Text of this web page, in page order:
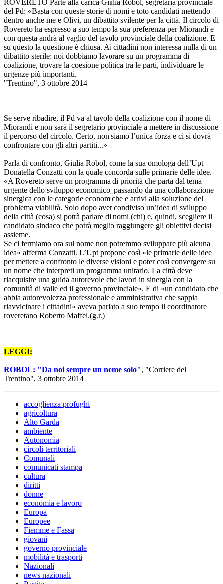
ROVERETO Parte alla carica Giulia Robol, segretaria provinciale
del Pd: «Basta con queste storie di nomi e toto candidati mettendo
dentro anche me e Olivi, un dibattito svilente per la città. Il circolo di
Rovereto ha espresso a suo tempo la sua preferenza per Miorandi e
con questa andrà al vaglio del tavolo provinciale della coalizione. E
su questo la questione è chiusa. Ai cittadini non interessa nulla di un
dibattito sterile: noi dobbiamo lavorare su un programma di
coalizione, trovare la coesione politica tra le parti, individuare le
urgenze più importanti.
"Trentino", 3 ottobre 2014
Se serve ribadire, il Pd va al tavolo della coalizione con il nome di
Miorandi e non sarà il segretario provinciale a mettere in discussione
il percorso del circolo. Certo, non siamo l’unica forza e ci si dovrà
confrontare con gli altri partiti...»
Parla di confronto, Giulia Robol, come la sua omologa dell’Upt
Donatella Conzatti con la quale concorda sulle primarie delle idee.
«A Rovereto serve un programma di priorità che parta dal tema
urgente dello sviluppo economico, passando da una collaborazione
sinergica con le categorie economiche e arrivi alla soluzione del
problema viabilità. Solo dopo aver condiviso un’idea di sviluppo
della città (cosa) si potrà parlare di nomi (chi) e, quindi, scegliere il
candidato sindaco che potrà meglio raggiungere gli obiettivi decisi
assieme.
Se ci fermiamo ora sul nome non potremmo sviluppare più alcuna
idea» afferma Conzatti. L’Upt propone così «le primarie delle idee
per mettere a confronto le diverse visioni e poter così convergere su
un nome che interpreti un programma unitario. La città deve
riacquisire una guida autorevole che lavori in sinergia con la
comunità di valle ed il governo provinciale». E di «un candidato che
abbia autorevolezza professionale e amministrativa che sappia
riavvicinare i cittadini» aveva parlato a suo tempo il coordinatore
roveretano Roberto Maffei.(g.r.)
LEGGI:
ROBOL: "Da noi sempre un nome solo", "Corriere del
Trentino", 3 ottobre 2014
accoglienza profughi
agricoltura
Alto Garda
ambiente
Autonomia
circoli territoriali
Comunali
comunicati stampa
cultura
diritti
donne
economia e lavoro
Europa
Europee
Fiemme e Fassa
giovani
governo provinciale
mobilità e trasporti
Nazionali
news nazionali